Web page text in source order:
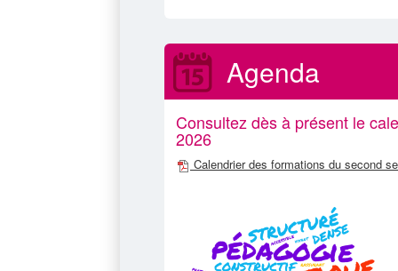
Agenda
Consultez dès à présent le
2026
Calendrier des formations du second